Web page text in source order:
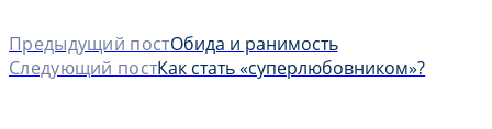
Предыдущий постОбида и ранимость
Следующий постКак стать «суперлюбовником»?